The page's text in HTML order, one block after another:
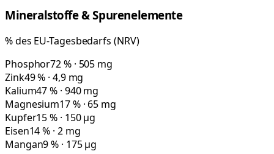
Mineralstoffe & Spurenelemente
% des EU-Tagesbedarfs (NRV)
Phosphor72 % · 505 mg
Zink49 % · 4,9 mg
Kalium47 % · 940 mg
Magnesium17 % · 65 mg
Kupfer15 % · 150 µg
Eisen14 % · 2 mg
Mangan9 % · 175 µg